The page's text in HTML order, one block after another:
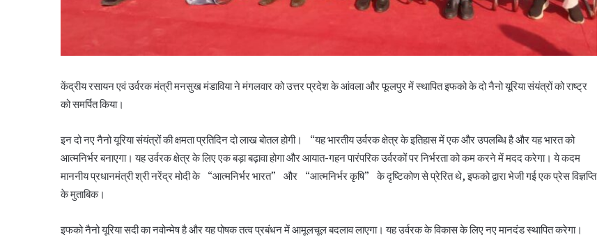
केंद्रीय रसायन एवं उर्वरक मंत्री मनसुख मंडाविया ने मंगलवार को उत्तर प्रदेश के आंवला और फूलपुर में स्थापित इफको के दो नैनो यूरिया संयंत्रों को राष्ट्र
को समर्पित किया।
इन दो नए नैनो यूरिया संयंत्रों की क्षमता प्रतिदिन दो लाख बोतल होगी। “यह भारतीय उर्वरक क्षेत्र के इतिहास में एक और उपलब्धि है और यह भारत को
आत्मनिर्भर बनाएगा। यह उर्वरक क्षेत्र के लिए एक बड़ा बढ़ावा होगा और आयात-गहन पारंपरिक उर्वरकों पर निर्भरता को कम करने में मदद करेगा। ये कदम
माननीय प्रधानमंत्री श्री नरेंद्र मोदी के “आत्मनिर्भर भारत” और “आत्मनिर्भर कृषि” के दृष्टिकोण से प्रेरित थे, इफको द्वारा भेजी गई एक प्रेस विज्ञप्ति
के मुताबिक।
इफको नैनो यूरिया सदी का नवोन्मेष है और यह पोषक तत्व प्रबंधन में आमूलचूल बदलाव लाएगा। यह उर्वरक के विकास के लिए नए मानदंड स्थापित करेगा।